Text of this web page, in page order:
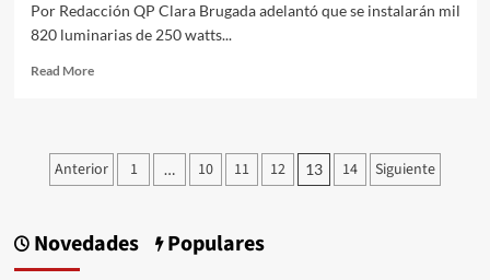
Madero
Por Redacción QP Clara Brugada adelantó que se instalarán mil
820 luminarias de 250 watts...
Read MoreRead
Brugada
anuncia
de
una
Paginación
entradas
Anterior 1 … 10 11 12 13 14 Siguiente
Novedades Populares